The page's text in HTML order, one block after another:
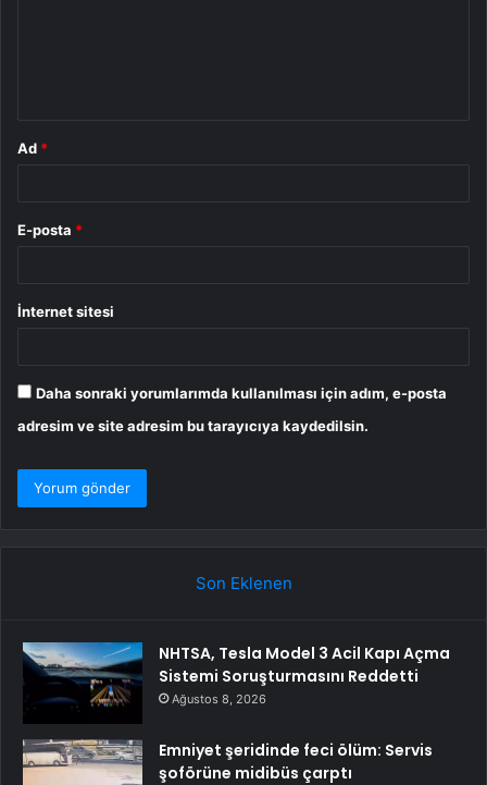
Ad *
E-posta *
İnternet sitesi
Daha sonraki yorumlarımda kullanılması için adım, e-posta
adresim ve site adresim bu tarayıcıya kaydedilsin.
Son Eklenen
NHTSA, Tesla Model 3 Acil Kapı Açma
Sistemi Soruşturmasını Reddetti
Ağustos 8, 2026
Emniyet şeridinde feci ölüm: Servis
şoförüne midibüs çarptı